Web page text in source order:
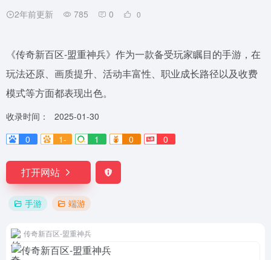
2年前更新 785 0 0
《传奇新百区-盟重神兵》作为一款备受玩家瞩目的手游，在
玩法还原、画质提升、活动丰富性、职业成长路径以及收费
模式等方面都表现出色。
收录时间：
2025-01-30
0
1- 1 0 0
打开网站
手游 端游
传奇新百区-盟重神兵